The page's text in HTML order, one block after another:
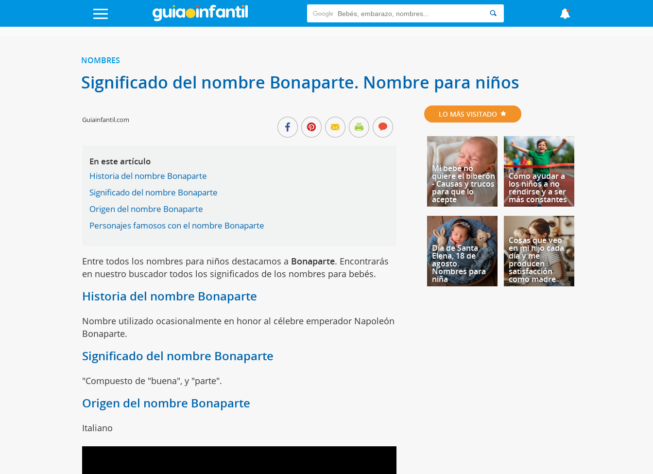
NOMBRES
Significado del nombre Bonaparte. Nombre para niños
Guiainfantil.com
En este artículo
Historia del nombre Bonaparte
Significado del nombre Bonaparte
Origen del nombre Bonaparte
Personajes famosos con el nombre Bonaparte
Entre todos los nombres para niños destacamos a Bonaparte. Encontrarás
en nuestro buscador todos los significados de los nombres para bebés.
Historia del nombre Bonaparte
Nombre utilizado ocasionalmente en honor al célebre emperador Napoleón
Bonaparte.
Significado del nombre Bonaparte
"Compuesto de "buena", y "parte".
Origen del nombre Bonaparte
Italiano
LO MÁS VISITADO
Mi bebé no
quiere el biberón
- Causas y trucos
para que lo
acepte
Cómo ayudar a
los niños a no
rendirse y a ser
más constantes
Día de Santa
Elena, 18 de
agosto.
Nombres para
niña
Cosas que veo
en mi hijo cada
día y me
producen
satisfacción
como madre